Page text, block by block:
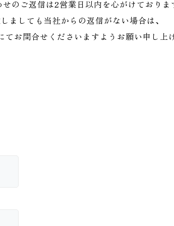
のご返信は2営業日以内を心がけておりま
ましても当社からの返信がない場合は、
てお問合せくださいますようお願い申し上